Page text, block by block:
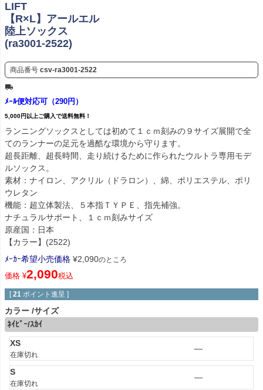
LIFT
【R×L】アールエル
陸上ソックス
(ra3001-2522)
商品番号 csv-ra3001-2522
ﾒｰﾙ便対応可（290円）
5,000円以上ご購入で送料無料！
ランニングソックスとしては初めて１ｃｍ刻みの９サイズ展開で全
てのランナーの足元を過酷な環境から守ります。
超長距離、超長時間、走り続けるために作られたウルトラ専用モデ
ルソックス。
素材：ナイロン、アクリル（ドラロン）、綿、ポリエステル、ポリ
ウレタン
機能：超立体製法、５本指ＴＹＰＥ、指先補強。
ナチュラルサポート、１ｃｍ刻みサイズ
原産国：日本
【カラー】(2522)
ﾒｰｶｰ希望小売価格 ¥2,090のところ
価格 ¥2,090税込
[ 21 ポイント進呈 ]
カラー サイズ
ﾈｲﾋﾞｰ/ｽｶｲ
XS
在庫切れ
—
S
在庫切れ
—